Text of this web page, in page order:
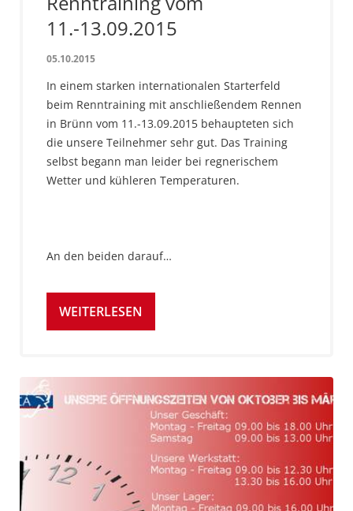
11.-13.09.2015
05.10.2015
In einem starken internationalen Starterfeld
beim Renntraining mit anschließendem Rennen
in Brünn vom 11.-13.09.2015 behaupteten sich
die unsere Teilnehmer sehr gut. Das Training
selbst begann man leider bei regnerischem
Wetter und kühleren Temperaturen.
An den beiden darauf…
WEITERLESEN